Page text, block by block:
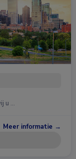
u …
Meer informatie →